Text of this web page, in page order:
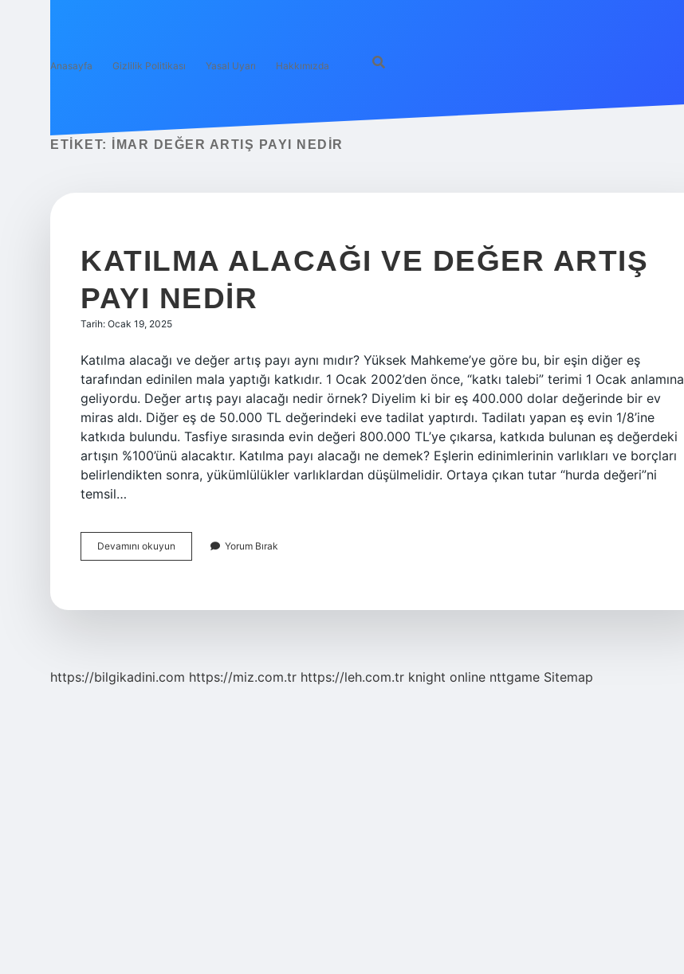
Anasayfa Gizlilik Politikası Yasal Uyarı Hakkımızda
ETIKET: İMAR DEĞER ARTIŞ PAYI NEDIR
KATILMA ALACAĞI VE DEĞER ARTIŞ
PAYI NEDIR
Tarih: Ocak 19, 2025
Katılma alacağı ve değer artış payı aynı mıdır? Yüksek Mahkeme’ye göre bu, bir eşin diğer eş
tarafından edinilen mala yaptığı katkıdır. 1 Ocak 2002’den önce, “katkı talebi” terimi 1 Ocak anlamına
geliyordu. Değer artış payı alacağı nedir örnek? Diyelim ki bir eş 400.000 dolar değerinde bir ev
miras aldı. Diğer eş de 50.000 TL değerindeki eve tadilat yaptırdı. Tadilatı yapan eş evin 1/8’ine
katkıda bulundu. Tasfiye sırasında evin değeri 800.000 TL’ye çıkarsa, katkıda bulunan eş değerdeki
artışın %100’ünü alacaktır. Katılma payı alacağı ne demek? Eşlerin edinimlerinin varlıkları ve borçları
belirlendikten sonra, yükümlülükler varlıklardan düşülmelidir. Ortaya çıkan tutar “hurda değeri”ni
temsil…
Devamını okuyun
Alacağı
Yorum Bırak
https://bilgikadini.com https://miz.com.tr https://leh.com.tr knight online nttgame Sitemap